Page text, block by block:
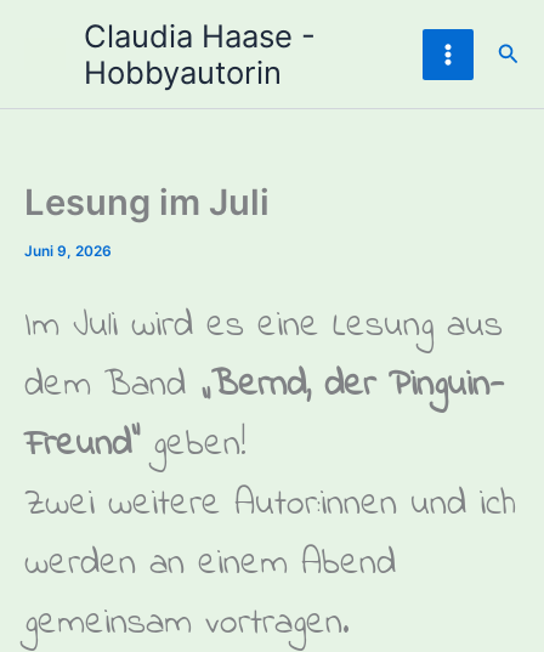
Claudia Haase -
Hobbyautorin
Lesung im Juli
Juni 9, 2026
Im Juli wird es eine Lesung aus
dem Band „Bernd, der Pinguin-
Freund“geben!
Zwei weitere Autor:innen und ich
werden an einem Abend
gemeinsam vortragen.